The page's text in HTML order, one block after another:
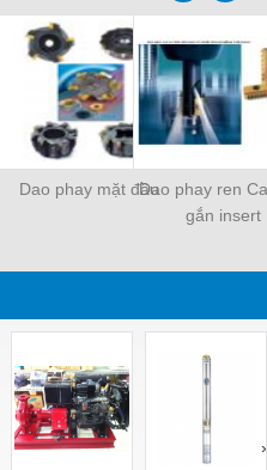
Dao phay mặt đầuDao phay ren
gắn insert
›